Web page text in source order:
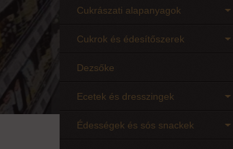
Cukrászati alapanyagok
Cukrok és édesítőszerek
Dezsőke
Ecetek és dresszingek
Édességek és sós snackek